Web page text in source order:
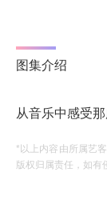
图集介绍
从音乐中感受
*以上内容由所属艺
版权归属责任，如有